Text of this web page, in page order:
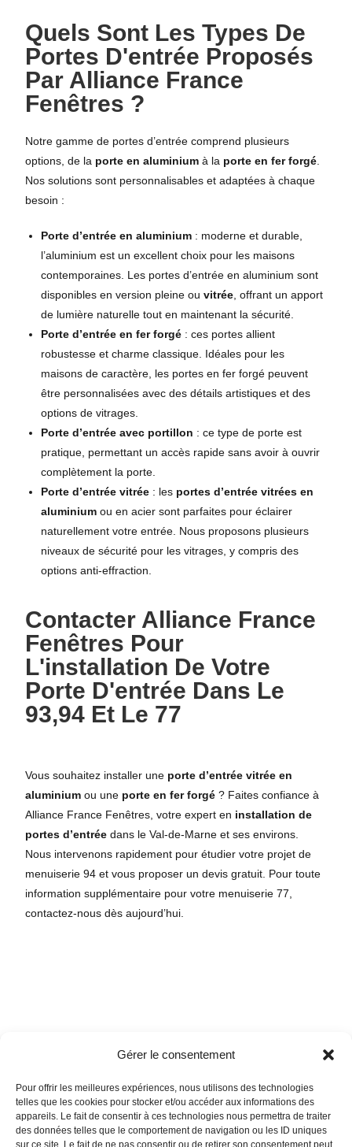
Gérer le consentement
Pour offrir les meilleures expériences, nous utilisons des technologies
telles que les cookies pour stocker et/ou accéder aux informations des
appareils. Le fait de consentir à ces technologies nous permettra de traiter
des données telles que le comportement de navigation ou les ID uniques
sur ce site. Le fait de ne pas consentir ou de retirer son consentement peut
Quels Sont Les Types De
Portes D'entrée Proposés
Par Alliance France
Fenêtres ?
Notre gamme de portes d’entrée comprend plusieurs
options, de la porte en aluminium à la porte en fer forgé.
Nos solutions sont personnalisables et adaptées à chaque
besoin :
Porte d’entrée en aluminium : moderne et durable,
l’aluminium est un excellent choix pour les maisons
contemporaines. Les portes d’entrée en aluminium sont
disponibles en version pleine ouvitrée, offrant un apport
de lumière naturelle tout en maintenant la sécurité.
Porte d’entrée en fer forgé : ces portes allient
robustesse et charme classique. Idéales pour les
maisons de caractère, les portes en fer forgé peuvent
être personnalisées avec des détails artistiques et des
options de vitrages.
Porte d’entrée avec portillon : ce type de porte est
pratique, permettant un accès rapide sans avoir à ouvrir
complètement la porte.
Porte d’entrée vitrée : les portes d’entrée vitrées en
aluminium ou en acier sont parfaites pour éclairer
naturellement votre entrée. Nous proposons plusieurs
niveaux de sécurité pour les vitrages, y compris des
options anti-effraction.
Contacter Alliance France
Fenêtres Pour
L'installation De Votre
Porte D'entrée Dans Le
93,94 Et Le 77
Vous souhaitez installer une porte d’entrée vitrée en
aluminium ou une porte en fer forgé ? Faites confiance à
Alliance France Fenêtres, votre expert en installation de
portes d’entrée dans le Val-de-Marne et ses environs.
Nous intervenons rapidement pour étudier votre projet de
menuiserie 94 et vous proposer un devis gratuit. Pour toute
information supplémentaire pour votre menuiserie 77,
contactez-nous dès aujourd’hui.